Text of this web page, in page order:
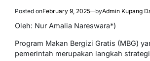
Posted onFebruary 9, 2025 byAdmin Kupang
Oleh: Nur Amalia Nareswara*)
Program Makan Bergizi Gratis (MBG)
pemerintah merupakan langkah